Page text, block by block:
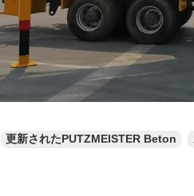
更新されたPUTZMEISTER Beton